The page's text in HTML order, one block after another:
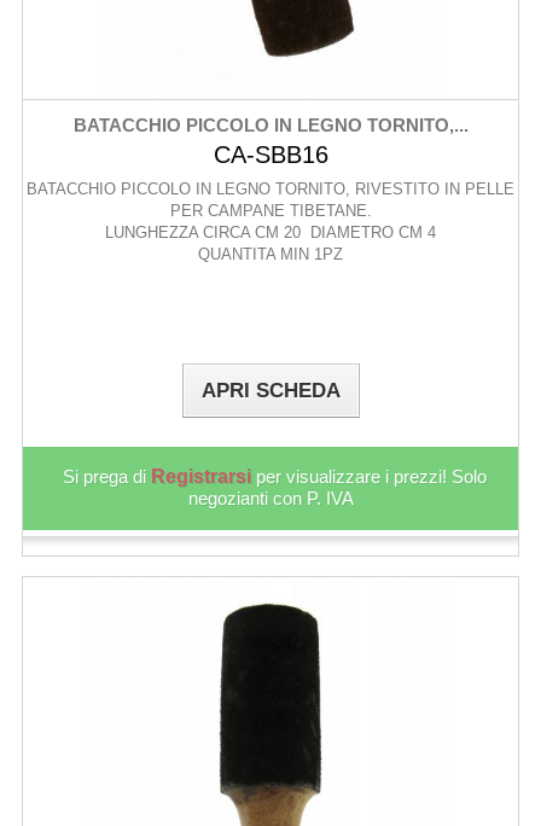
BATACCHIO PICCOLO IN LEGNO TORNITO,...
CA-SBB16
BATACCHIO PICCOLO IN LEGNO TORNITO, RIVESTITO IN PELLE
PER CAMPANE TIBETANE.
LUNGHEZZA CIRCA CM 20 DIAMETRO CM 4
QUANTITA MIN 1PZ
APRI SCHEDA
Si prega di Registrarsi per visualizzare i prezzi! Solo
negozianti con P. IVA